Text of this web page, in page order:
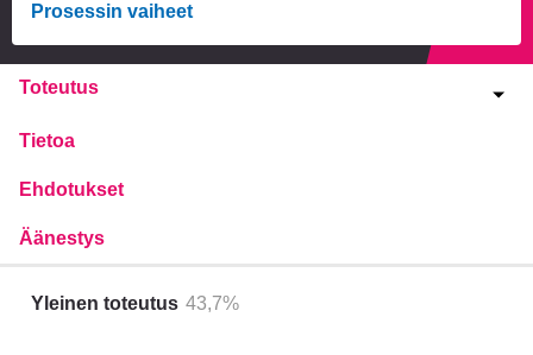
Prosessin vaiheet
Toteutus
Tietoa
Ehdotukset
Äänestys
Yleinen toteutus 43,7%